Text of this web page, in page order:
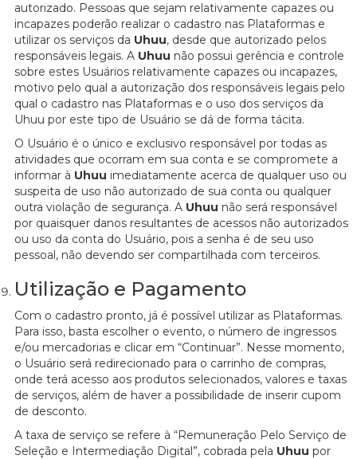
autorizado. Pessoas que sejam relativamente capazes ou
incapazes poderão realizar o cadastro nas Plataformas e
utilizar os serviços da Uhuu, desde que autorizado pelos
responsáveis legais. A Uhuu não possui gerência e controle
sobre estes Usuários relativamente capazes ou incapazes,
motivo pelo qual a autorização dos responsáveis legais pelo
qual o cadastro nas Plataformas e o uso dos serviços da
Uhuu por este tipo de Usuário se dá de forma tácita.
O Usuário é o único e exclusivo responsável por todas as
atividades que ocorram em sua conta e se compromete a
informar à Uhuu imediatamente acerca de qualquer uso ou
suspeita de uso não autorizado de sua conta ou qualquer
outra violação de segurança. A Uhuu não será responsável
por quaisquer danos resultantes de acessos não autorizados
ou uso da conta do Usuário, pois a senha é de seu uso
pessoal, não devendo ser compartilhada com terceiros.
Utilização e Pagamento
Com o cadastro pronto, já é possível utilizar as Plataformas.
Para isso, basta escolher o evento, o número de ingressos
e/ou mercadorias e clicar em “Continuar”. Nesse momento,
o Usuário será redirecionado para o carrinho de compras,
onde terá acesso aos produtos selecionados, valores e taxas
de serviços, além de haver a possibilidade de inserir cupom
de desconto.
A taxa de serviço se refere à “Remuneração Pelo Serviço de
Seleção e Intermediação Digital”, cobrada pela Uhuu por